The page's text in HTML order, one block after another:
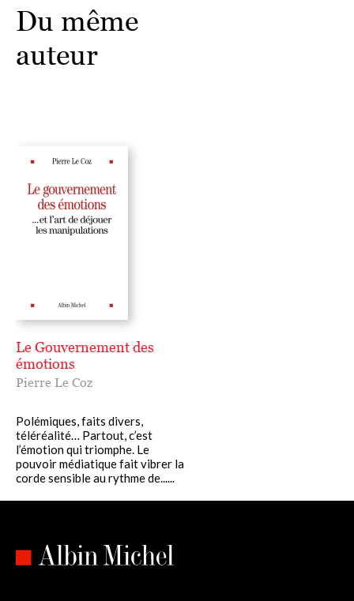
Du même
auteur
Le Gouvernement des
émotions
Pierre Le Coz
Polémiques, faits divers,
téléréalité… Partout, c’est
l’émotion qui triomphe. Le
pouvoir médiatique fait vibrer la
corde sensible au rythme de......